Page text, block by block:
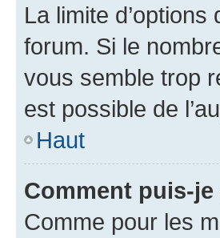
La limite d’options
forum. Si le
vous semble trop
est possible de
Haut
Comment puis-
Comme pour les